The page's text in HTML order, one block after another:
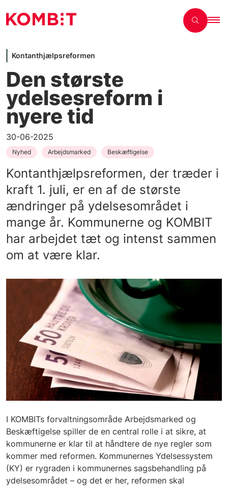
Kontanthjælpsreformen
Den største
ydelsesreform i
nyere tid
30-06-2025
Nyhed Arbejdsmarked Beskæftigelse
Kontanthjælpsreformen, der træder i
kraft 1. juli, er en af de største
ændringer på ydelsesområdet i
mange år. Kommunerne og KOMBIT
har arbejdet tæt og intenst sammen
om at være klar.
I KOMBITs forvaltningsområde Arbejdsmarked og
Beskæftigelse spiller de en central rolle i at sikre, at
kommunerne er klar til at håndtere de nye regler som
kommer med reformen. Kommunernes Ydelsessystem
(KY) er rygraden i kommunernes sagsbehandling på
ydelsesområdet – og det er her, reformen skal